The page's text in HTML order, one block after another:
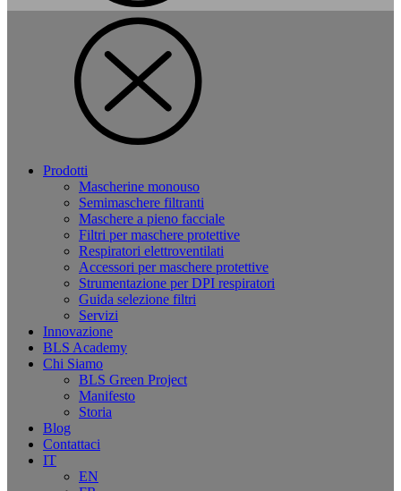
Prodotti
Mascherine monouso
Semimaschere filtranti
Maschere a pieno facciale
Filtri per maschere protettive
Respiratori elettroventilati
Accessori per maschere protettive
Strumentazione per DPI respiratori
Guida selezione filtri
Servizi
Innovazione
BLS Academy
Chi Siamo
BLS Green Project
Manifesto
Storia
Blog
Contattaci
IT
EN